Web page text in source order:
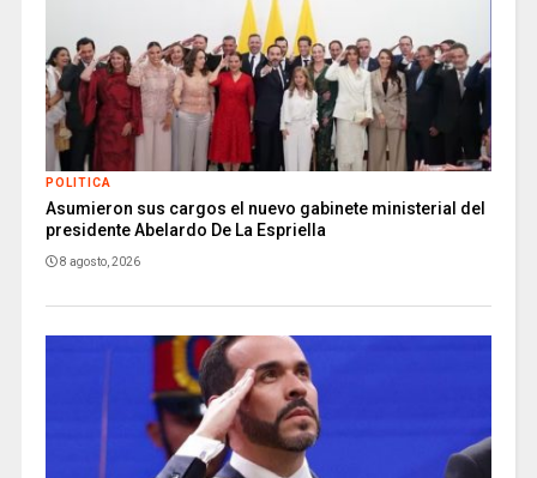
POLITICA
Asumieron sus cargos el nuevo gabinete ministerial del
presidente Abelardo De La Espriella
8 agosto, 2026